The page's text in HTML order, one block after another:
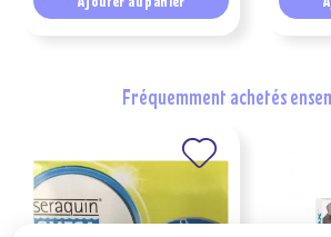
fréquemment achetés